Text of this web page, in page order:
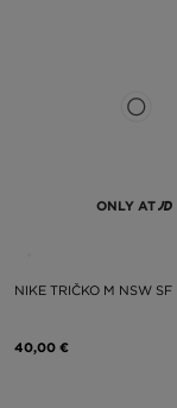
ONLY AT
NIKE TRIČKO M NSW SF
40,00 €